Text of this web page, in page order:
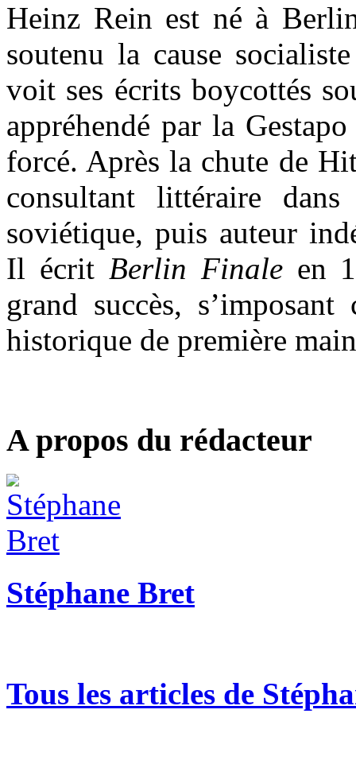
Heinz Rein est né à
soutenu la cause
voit ses écrits boycottés
appréhendé par la
forcé. Après la chute de
consultant littéraire
soviétique, puis auteur
Il écrit Berlin Finale en
grand succès,
historique de première
A propos du rédacteur
Stéphane Bret
Tous les articles de